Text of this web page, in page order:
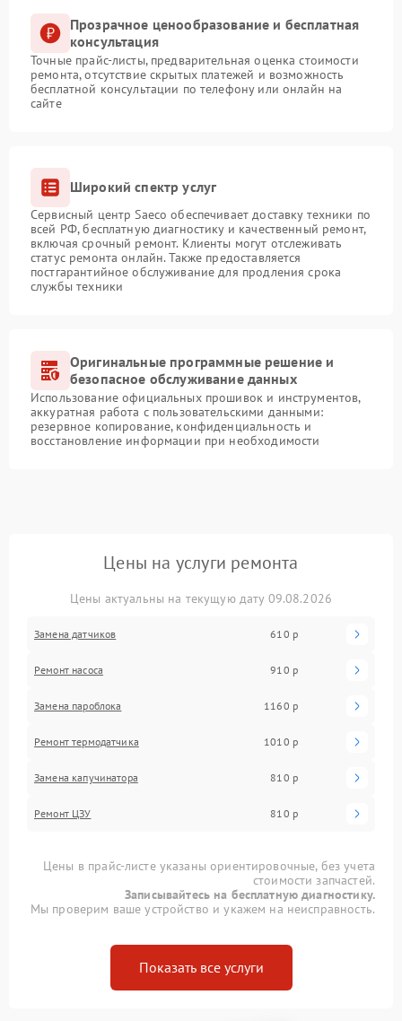
Прозрачное ценообразование и бесплатная
консультация
Точные прайс-листы, предварительная оценка стоимости
ремонта, отсутствие скрытых платежей и возможность
бесплатной консультации по телефону или онлайн на
сайте
Широкий спектр услуг
Сервисный центр Saeco обеспечивает доставку техники по
всей РФ, бесплатную диагностику и качественный ремонт,
включая срочный ремонт. Клиенты могут отслеживать
статус ремонта онлайн. Также предоставляется
постгарантийное обслуживание для продления срока
службы техники
Оригинальные программные решение и
безопасное обслуживание данных
Использование официальных прошивок и инструментов,
аккуратная работа с пользовательскими данными:
резервное копирование, конфиденциальность и
восстановление информации при необходимости
Цены на услуги ремонта
Цены актуальны на текущую дату 09.08.2026
Замена датчиков 610 р
Ремонт насоса 910 р
Замена пароблока 1160 р
Ремонт термодатчика 1010 р
Замена капучинатора 810 р
Ремонт ЦЗУ 810 р
Цены в прайс-листе указаны ориентировочные, без учета
стоимости запчастей.
Записывайтесь на бесплатную диагностику.
Мы проверим ваше устройство и укажем на неисправность.
Показать все услуги